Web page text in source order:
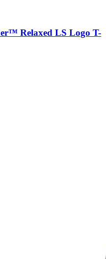
Relaxed LS Logo T-